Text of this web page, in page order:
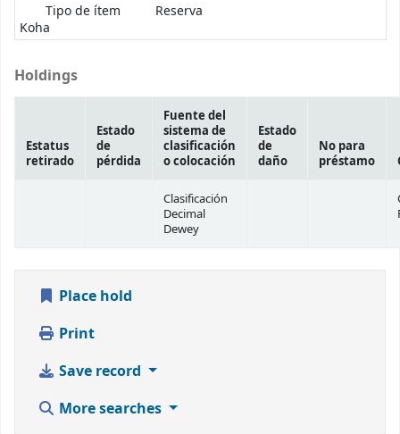
Tipo de ítem
Koha
Reserva
Holdings
Estatus
retirado
Estado
de
pérdida
Fuente del
sistema de
clasificación
o colocación
Estado
de
daño
No para
préstamo
Clasificación
Decimal
Dewey
Place hold
Print
Save record
More searches